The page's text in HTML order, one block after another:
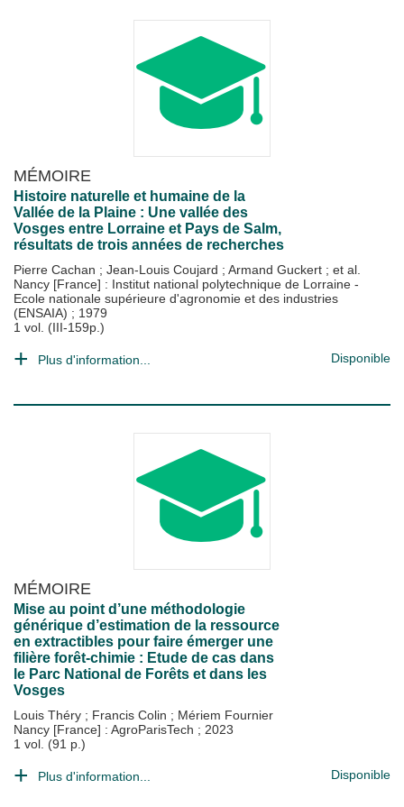
MÉMOIRE
Histoire naturelle et humaine de la
Vallée de la Plaine : Une vallée des
Vosges entre Lorraine et Pays de Salm,
résultats de trois années de recherches
Pierre Cachan ; Jean-Louis Coujard ; Armand Guckert ; et al.
Nancy [France] : Institut national polytechnique de Lorraine -
Ecole nationale supérieure d'agronomie et des industries
(ENSAIA) ; 1979
1 vol. (III-159p.)
Plus d'information... Disponible
MÉMOIRE
Mise au point d’une méthodologie
générique d’estimation de la ressource
en extractibles pour faire émerger une
filière forêt-chimie : Etude de cas dans
le Parc National de Forêts et dans les
Vosges
Louis Théry ; Francis Colin ; Mériem Fournier
Nancy [France] : AgroParisTech ; 2023
1 vol. (91 p.)
Plus d'information... Disponible